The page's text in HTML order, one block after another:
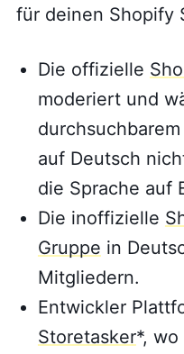
für deinen Shopify
Die offizielle
moderiert und
auf Deutsch
die Sprache auf
Die inoffizielle
Gruppe in
Mitgliedern.
Entwickler
Storetasker*, wo